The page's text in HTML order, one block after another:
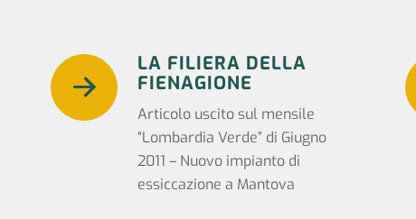
LA FILIERA DELLA
FIENAGIONE
Articolo uscito sul mensile
“Lombardia Verde” di Giugno
2011 – Nuovo impianto di
essiccazione a Mantova